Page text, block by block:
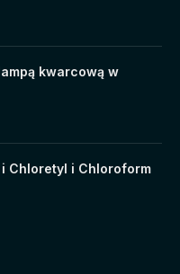
kwarcową w
Chloretyl i Chloroform